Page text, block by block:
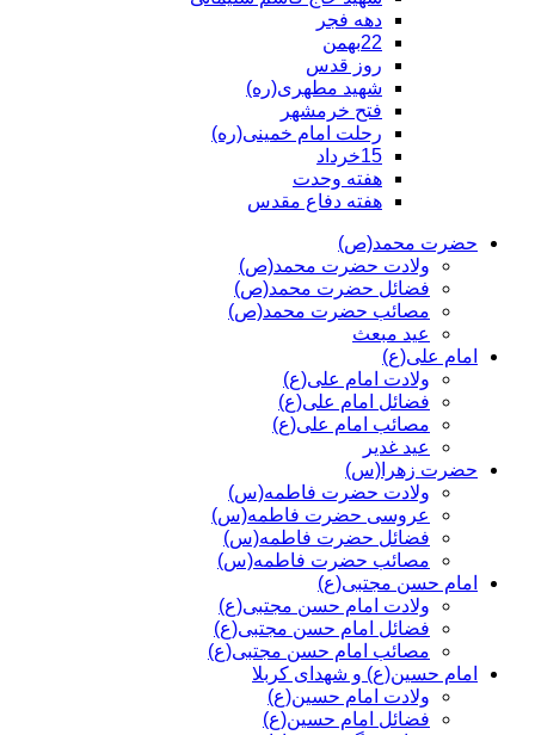
دهه فجر
22بهمن
روز قدس
شهید مطهری(ره)
فتح خرمشهر
رحلت امام خمینی(ره)
15خرداد
هفته وحدت
هفته دفاع مقدس
حضرت محمد(ص)
ولادت حضرت محمد(ص)
فضائل حضرت محمد(ص)
مصائب حضرت محمد(ص)
عید مبعث
امام علی(ع)
ولادت امام علی(ع)
فضائل امام علی(ع)
مصائب امام علی(ع)
عید غدیر
حضرت زهرا(س)
ولادت حضرت فاطمه(س)
عروسی حضرت فاطمه(س)
فضائل حضرت فاطمه(س)
مصائب حضرت فاطمه(س)
امام حسن مجتبی(ع)
ولادت امام حسن مجتبی(ع)
فضائل امام حسن مجتبی(ع)
مصائب امام حسن مجتبی(ع)
امام حسین(ع) و شهدای کربلا
ولادت امام حسین(ع)
فضائل امام حسین(ع)